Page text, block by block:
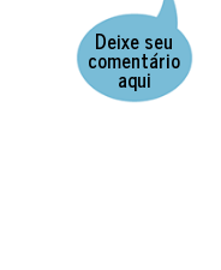
Deixe seu
comentário
aqui